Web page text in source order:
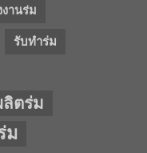
งานร่ม
รับทำร่ม
ลิตร่ม
ม